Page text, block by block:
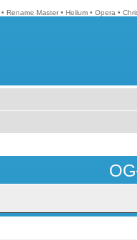
• Rename Master • Helium • Opera •